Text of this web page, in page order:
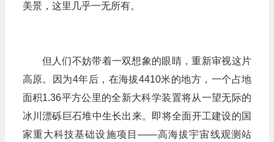
美景，这里几乎一无所有。
但人们不妨带着一双想象的眼睛，重新审视这片
高原。因为4年后，在海拔4410米的地方，一个占地
面积1.36平方公里的全新大科学装置将从一望无际的
冰川漂砾巨石堆中生长出来。即将全面开工建设的国
家重大科技基础设施项目——高海拔宇宙线观测站